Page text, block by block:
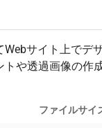
サイト上でデ
や透過画像の作
ファイルサイ